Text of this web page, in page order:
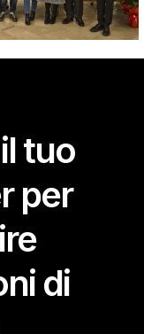
tuo
per
di